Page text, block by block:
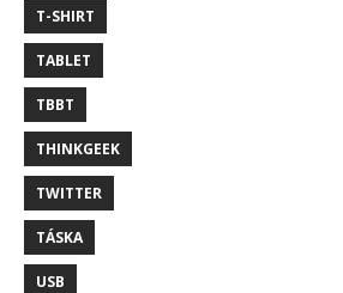
T-SHIRT
TABLET
TBBT
THINKGEEK
TWITTER
TÁSKA
USB